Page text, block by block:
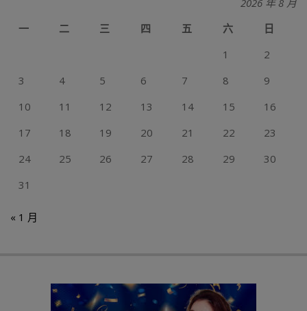
2026 年 8 月
一
二 三 四 五 六
日
1
2
3
4 5 6 7 8
9
10
11 12 13 14 15
16
17
18 19 20 21 22
23
24
25 26 27 28 29
30
31
« 1 月